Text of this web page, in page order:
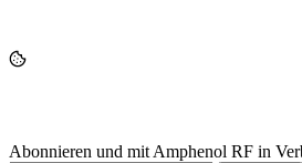
Abonnieren und mit Amphenol RF in